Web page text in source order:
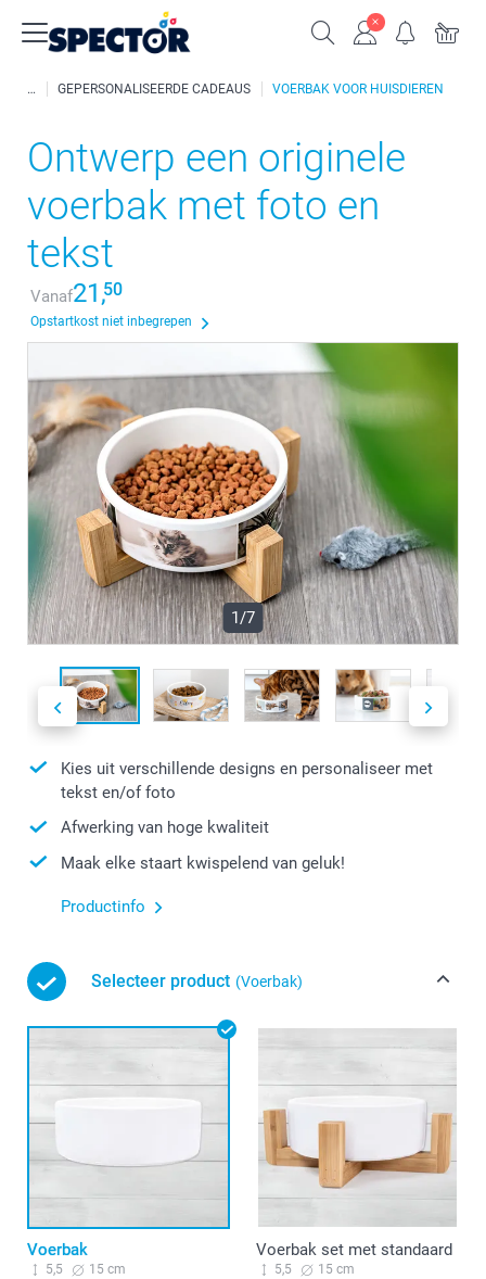
GEPERSONALISEERDE CADEAUS VOERBAK VOOR HUISDIEREN
Ontwerp een originele
voerbak met foto en
tekst
Vanaf21,50
Opstartkost niet inbegrepen
1/7
Kies uit verschillende designs en personaliseer met
tekst en/of foto
Afwerking van hoge kwaliteit
Maak elke staart kwispelend van geluk!
Productinfo
Selecteer product (Voerbak)
Voerbak
5,5 15 cm
Voerbak set met standaard
5,5 15 cm